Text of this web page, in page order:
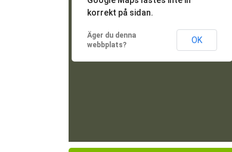
korrekt på sidan.
Äger du denna
webbplats?
OK